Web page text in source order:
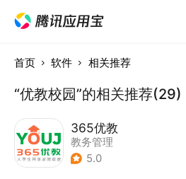
首页 软件 相关推荐
“优教校园”的相关推荐(29)
365优教
教务管理
5.0